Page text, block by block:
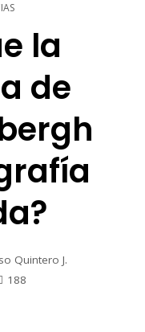
la
de
Quintero J.
188